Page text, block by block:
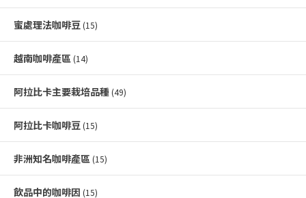
蜜處理法咖啡豆 (15)
越南咖啡產區 (14)
阿拉比卡主要栽培品種 (49)
阿拉比卡咖啡豆 (15)
非洲知名咖啡產區 (15)
飲品中的咖啡因 (15)